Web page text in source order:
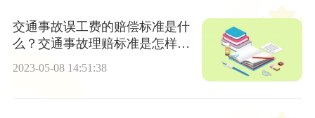
交通事故误工费的赔偿标准是什
么？交通事故理赔标准是怎样
的？
2023-05-08 14:51:38